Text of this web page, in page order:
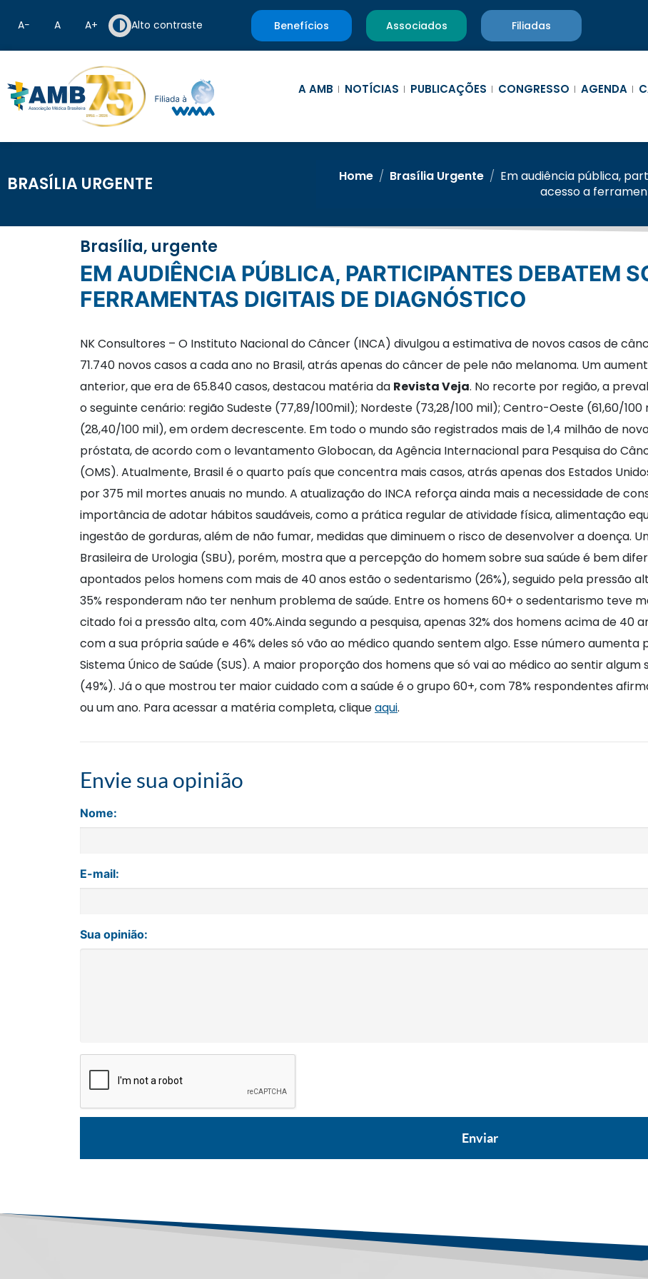
A− A A+ Alto contraste Benefícios Associados Filiadas
A AMB NOTÍCIAS PUBLICAÇÕES CONGRESSO AGENDA
BRASÍLIA URGENTE Home / Brasília Urgente / Em audiência pública,
acesso a
Brasília, urgente
EM AUDIÊNCIA PÚBLICA, PARTICIPANTES DEBATEM SOBRE ACESSO A
FERRAMENTAS DIGITAIS DE DIAGNÓSTICO
NK Consultores – O Instituto Nacional do Câncer (INCA) divulgou a estimativa de novos casos de
71.740 novos casos a cada ano no Brasil, atrás apenas do câncer de pele não melanoma. Um
anterior, que era de 65.840 casos, destacou matéria da Revista Veja. No recorte por região, a
o seguinte cenário: região Sudeste (77,89/100mil); Nordeste (73,28/100 mil); Centro-Oeste (61,60/100
(28,40/100 mil), em ordem decrescente. Em todo o mundo são registrados mais de 1,4 milhão de
próstata, de acordo com o levantamento Globocan, da Agência Internacional para Pesquisa do
(OMS). Atualmente, Brasil é o quarto país que concentra mais casos, atrás apenas dos Estados
por 375 mil mortes anuais no mundo. A atualização do INCA reforça ainda mais a necessidade de
importância de adotar hábitos saudáveis, como a prática regular de atividade física, alimentação
ingestão de gorduras, além de não fumar, medidas que diminuem o risco de desenvolver a doença.
Brasileira de Urologia (SBU), porém, mostra que a percepção do homem sobre sua saúde é bem
apontados pelos homens com mais de 40 anos estão o sedentarismo (26%), seguido pela pressão
35% responderam não ter nenhum problema de saúde. Entre os homens 60+ o sedentarismo teve
citado foi a pressão alta, com 40%.Ainda segundo a pesquisa, apenas 32% dos homens acima de 40
com a sua própria saúde e 46% deles só vão ao médico quando sentem algo. Esse número aumenta
Sistema Único de Saúde (SUS). A maior proporção dos homens que só vai ao médico ao sentir
(49%). Já o que mostrou ter maior cuidado com a saúde é o grupo 60+, com 78% respondentes
ou um ano. Para acessar a matéria completa, cliqueaqui.
Envie sua opinião
Nome:
E-mail:
Sua opinião: